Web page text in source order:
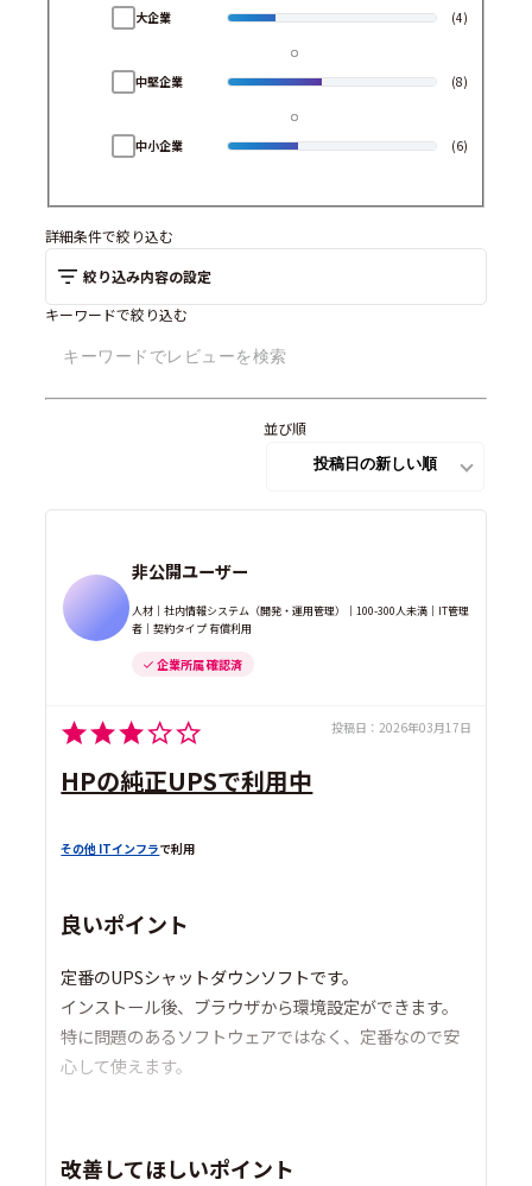
大企業 (4)
中堅企業 (8)
中小企業 (6)
詳細条件で絞り込む
絞り込み内容の設定
キーワードで絞り込む
並び順
非公開ユーザー
人材｜社内情報システム（開発・運用管理）｜100-300人未満｜IT管理
者｜契約タイプ 有償利用
企業所属 確認済
投稿日： 2026年03月17日
HPの純正UPSで利用中
その他 ITインフラで利用
良いポイント
定番のUPSシャットダウンソフトです。
インストール後、ブラウザから環境設定ができます。
特に問題のあるソフトウェアではなく、定番なので安
心して使えます。
改善してほしいポイント